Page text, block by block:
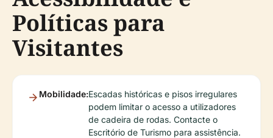
Políticas para
Visitantes
Mobilidade:Escadas históricas e pisos irregulares
podem limitar o acesso a utilizadores
de cadeira de rodas. Contacte o
Escritório de Turismo para assistência.